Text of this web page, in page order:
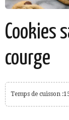
Cookies
courge
Temps de cuisson